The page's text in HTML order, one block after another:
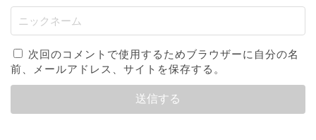
次回のコメントで使用するためブラウザーに自分の名
前、メールアドレス、サイトを保存する。